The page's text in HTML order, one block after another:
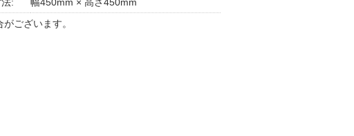
ございます。